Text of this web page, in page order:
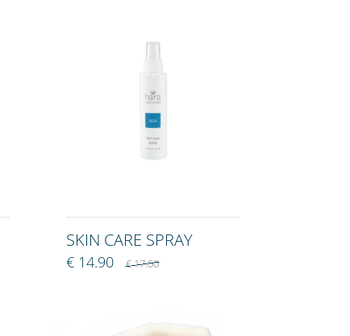
SKIN CARE SPRAY
€ 14.90€ 17.00